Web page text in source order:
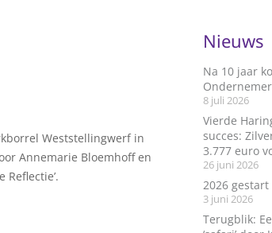
Weststellingwerf in
Annemarie Bloemhoff en
Reflectie’.
Nieuws
Na 10 jaar
8 juli 2026
Vierde
succes:
3.777 euro
26 juni 2026
2026
3 juni 2026
Terugblik: